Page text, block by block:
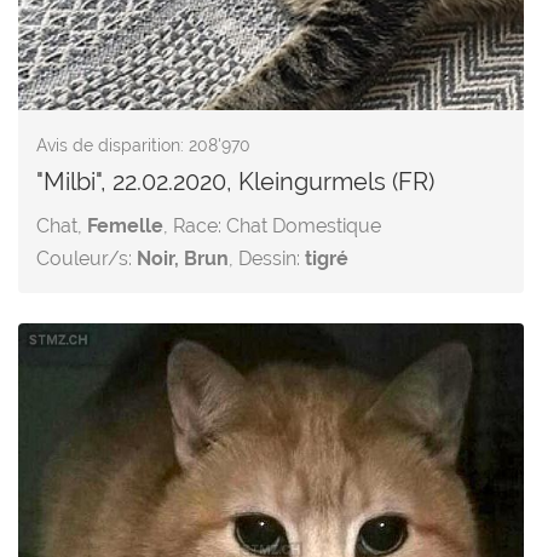
Avis de disparition: 208'970
"Milbi", 22.02.2020, Kleingurmels (FR)
Chat, Femelle, Race: Chat Domestique
Couleur/s: Noir, Brun, Dessin: tigré